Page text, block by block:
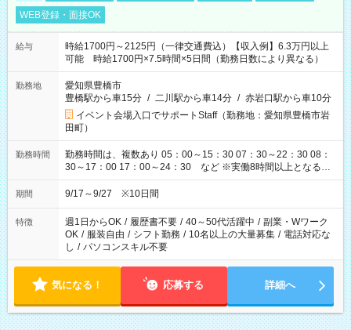
WEB登録・面接OK
給与
時給1700円～2125円（一律交通費込）【収入例】6.3万円以上
可能 時給1700円×7.5時間×5日間（勤務日数により異なる）
勤務地
愛知県豊橋市
豊橋駅から車15分 / 二川駅から車14分 / 赤岩口駅から車10分
イベント会場入口でサポートStaff（勤務地：愛知県豊橋市岩
田町）
勤務時間
勤務時間は、複数あり 05：00～15：30 07：30～22：30 08：
30～17：00 17：00～24：30 など ※実働8時間以上となる勤
務もあります。 【休憩】60分+他休憩あり 交替で取得します。
安全面に配慮しこまめな休憩があります。
期間 9/17～9/27 ※10日間
特徴 週1日からOK / 履歴書不要 / 40～50代活躍中 / 副業・Wワーク
OK / 服装自由 / シフト勤務 / 10名以上の大量募集 / 電話対応な
し / パソコンスキル不要
気になる！ 応募する 詳細へ